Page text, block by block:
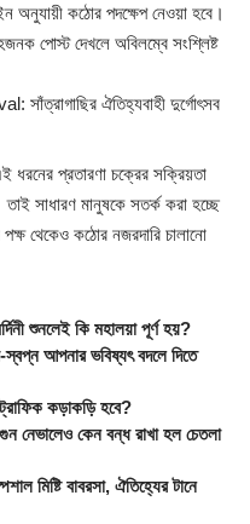
কঠোর পদক্ষেপ নেওয়া হবে।
পোস্ট দেখলে অবিলম্বে সংশ্লিষ্ট
ঐতিহ্যবাহী দুর্গোৎসব
ধরনের প্রতারণা চক্রের সক্রিয়তা
সাধারণ মানুষকে সতর্ক করা হচ্ছে
থেকেও কঠোর নজরদারি চালানো
শুনলেই কি মহালয়া পূর্ণ হয়?
আপনার ভবিষ্যৎ বদলে দিতে
কড়াকড়ি হবে?
কেন বন্ধ রাখা হল চেতলা
বাবরসা, ঐতিহ্যের টানে